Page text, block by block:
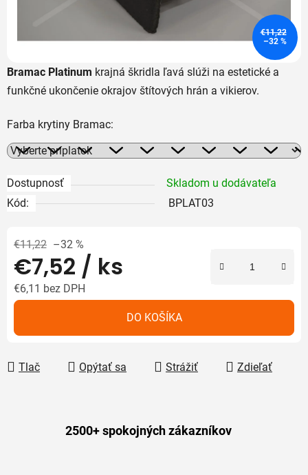
Bramac Platinum krajná škridla ľavá slúži na estetické a
funkčné ukončenie okrajov štítových hrán a vikierov.
Farba krytiny Bramac:
Dostupnosť
Skladom u dodávateľa
Kód:
BPLAT03
€11,22 –32 %
€7,52 / ks
€6,11 bez DPH
DO KOŠÍKA
Tlač Opýtať sa Strážiť Zdieľať
€11,22
–32 %
2500+ spokojných zákazníkov